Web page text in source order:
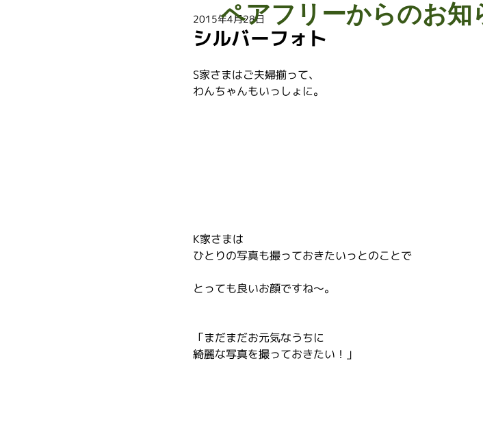
シルバーフォト
2015年4月28日
S家さまはご夫婦揃って、
わんちゃんもいっしょに。
K家さまは
ひとりの写真も撮っておきたいっとのことで
とっても良いお顔ですね～。
「まだまだお元気なうちに
綺麗な写真を撮っておきたい！」
ペアフリーからのお知